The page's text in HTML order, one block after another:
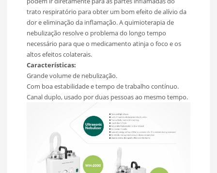
trato respiratório para obter um bom efeito de alívio da
dor e eliminação da inflamação. A quimioterapia de
nebulização resolve o problema do longo tempo
necessário para que o medicamento atinja o foco e os
altos efeitos colaterais.
Características:
Grande volume de nebulização.
Com boa estabilidade e tempo de trabalho contínuo.
Canal duplo, usado por duas pessoas ao mesmo tempo.